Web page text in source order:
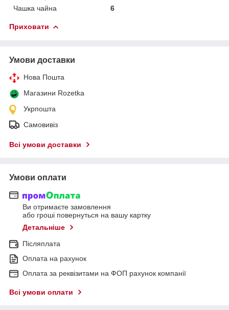
Чашка чайна
6
Приховати
Умови доставки
Нова Пошта
Магазини Rozetka
Укрпошта
Самовивіз
Всі умови доставки
Умови оплати
Ви отримаєте замовлення
або гроші повернуться на вашу картку
Детальніше
Післяплата
Оплата на рахунок
Оплата за реквізитами на ФОП рахунок компанії
Всі умови оплати